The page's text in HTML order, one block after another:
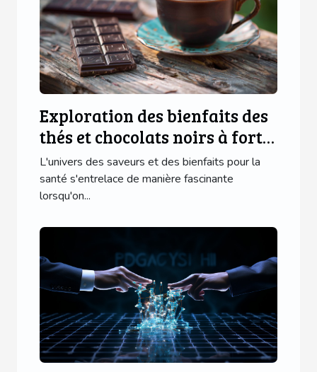
Exploration des bienfaits des
thés et chocolats noirs à forte
teneur
L'univers des saveurs et des bienfaits pour la
santé s'entrelace de manière fascinante
lorsqu'on...